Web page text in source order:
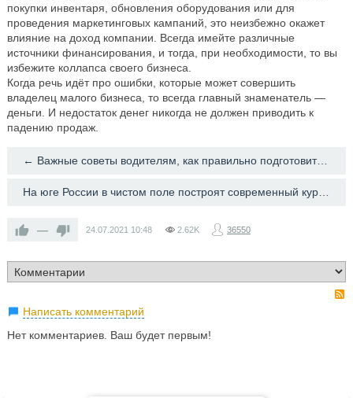
покупки инвентаря, обновления оборудования или для
проведения маркетинговых кампаний, это неизбежно окажет
влияние на доход компании. Всегда имейте различные
источники финансирования, и тогда, при необходимости, то вы
избежите коллапса своего бизнеса.
Когда речь идёт про ошибки, которые может совершить
владелец малого бизнеса, то всегда главный знаменатель —
деньги. И недостаток денег никогда не должен приводить к
падению продаж.
← Важные советы водителям, как правильно подготовить машину к осени
На юге России в чистом поле построят современный курорт →
— 24.07.2021 10:48 2.62K 36550
Написать комментарий
Нет комментариев. Ваш будет первым!